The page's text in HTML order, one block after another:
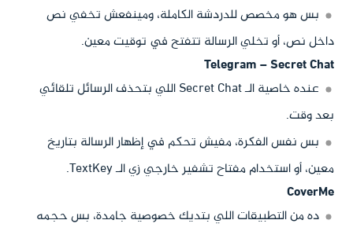
بس هو مخصص للدردشة الكاملة، ومينفعش تخفي نص
داخل نص، أو تخلي الرسالة تتفتح في توقيت معين.
Telegram – Secret Chat
عنده خاصية الـ Secret Chat اللي بتحذف الرسائل تلقائي
بعد وقت.
بس نفس الفكرة، مفيش تحكم في إظهار الرسالة بتاريخ
معين، أو استخدام مفتاح تشفير خارجي زي الـ TextKey.
CoverMe
ده من التطبيقات اللي بتديك خصوصية جامدة، بس حجمه